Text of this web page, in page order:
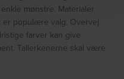
mønstre. Materialer
populære valg. Overvej
farver kan give
Tallerkenerne skal være